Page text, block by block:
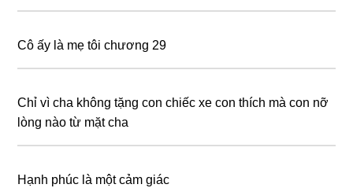
Cô ấy là mẹ tôi chương 29
Chỉ vì cha không tặng con chiếc xe con thích mà con nỡ
lòng nào từ mặt cha
Hạnh phúc là một cảm giác